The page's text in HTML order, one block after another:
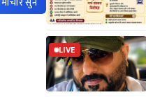
LIVE